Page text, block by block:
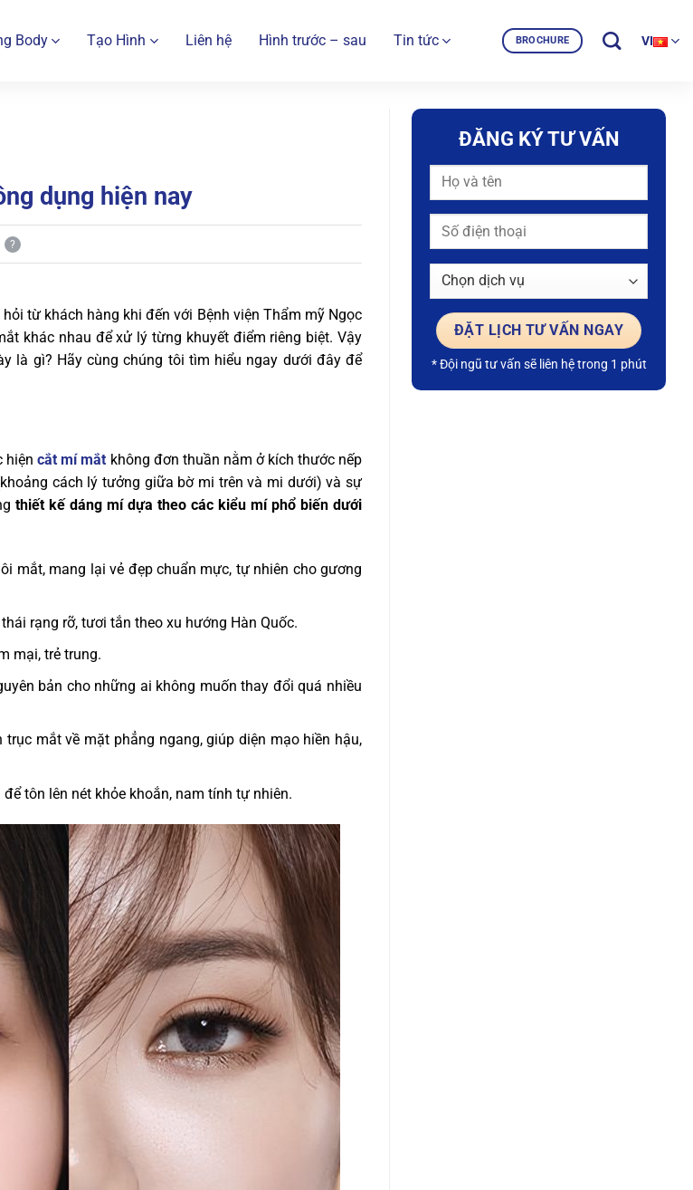
Body Tạo Hình Liên hệ Hình trước – sau Tin tức BROCHURE VI
dụng hiện nay
?
từ khách hàng khi đến với Bệnh viện Thẩm mỹ Ngọc
khác nhau để xử lý từng khuyết điểm riêng biệt. Vậy
là gì? Hãy cùng chúng tôi tìm hiểu ngay dưới đây để
hiệncắt mí mắt không đơn thuần nằm ở kích thước nếp
cách lý tưởng giữa bờ mi trên và mi dưới) và sự
thiết kế dáng mí dựa theo các kiểu mí phổ biến dưới
mắt, mang lại vẻ đẹp chuẩn mực, tự nhiên cho gương
rạng rỡ, tươi tắn theo xu hướng Hàn Quốc.
mại, trẻ trung.
bản cho những ai không muốn thay đổi quá nhiều
mắt về mặt phẳng ngang, giúp diện mạo hiền hậu,
tôn lên nét khỏe khoắn, nam tính tự nhiên.
ĐĂNG KÝ TƯ VẤN
* Đội ngũ tư vấn sẽ liên hệ trong 1 phút